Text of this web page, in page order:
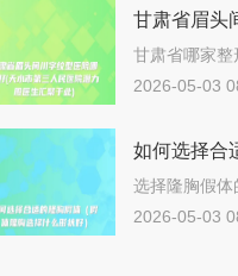
甘肃省眉头
好(天水市
医生汇聚于
甘肃省哪家整
更好？说…
2026-05-03
如何选择合
隆胸选择什
选择隆胸假体
态取决…
2026-05-03